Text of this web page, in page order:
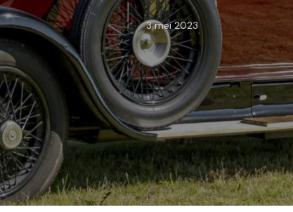
3 mei 2023